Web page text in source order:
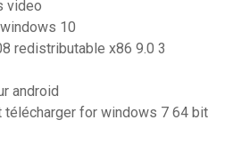
video
10
redistributable x86 9.0 3
android
télécharger for windows 7 64 bit